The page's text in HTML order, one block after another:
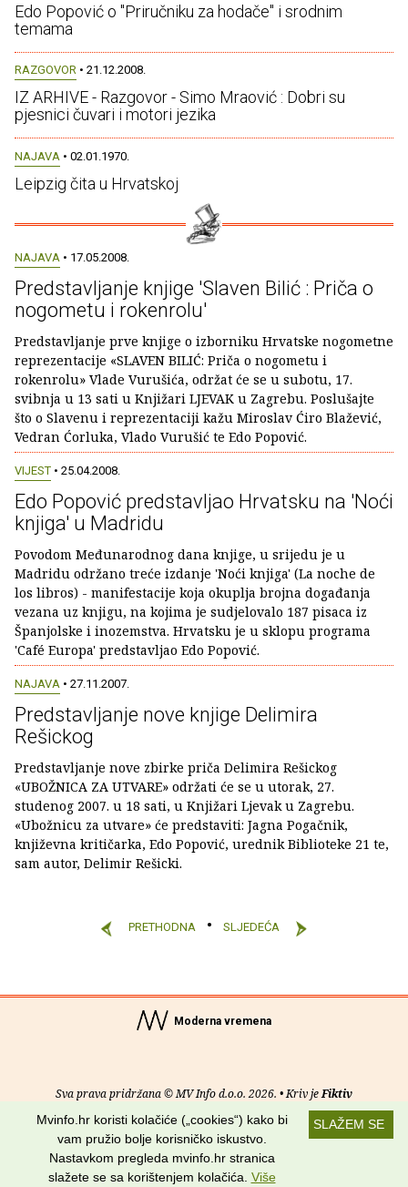
Edo Popović o "Priručniku za hodače" i srodnim
temama
RAZGOVOR • 21.12.2008.
IZ ARHIVE - Razgovor - Simo Mraović : Dobri su
pjesnici čuvari i motori jezika
NAJAVA • 02.01.1970.
Leipzig čita u Hrvatskoj
NAJAVA • 17.05.2008.
Predstavljanje knjige 'Slaven Bilić : Priča o
nogometu i rokenrolu'
Predstavljanje prve knjige o izborniku Hrvatske nogometne
reprezentacije «SLAVEN BILIĆ: Priča o nogometu i
rokenrolu» Vlade Vurušića, održat će se u subotu, 17.
svibnja u 13 sati u Knjižari LJEVAK u Zagrebu. Poslušajte
što o Slavenu i reprezentaciji kažu Miroslav Ćiro Blažević,
Vedran Ćorluka, Vlado Vurušić te Edo Popović.
VIJEST • 25.04.2008.
Edo Popović predstavljao Hrvatsku na 'Noći
knjiga' u Madridu
Povodom Međunarodnog dana knjige, u srijedu je u
Madridu održano treće izdanje 'Noći knjiga' (La noche de
los libros) - manifestacije koja okuplja brojna događanja
vezana uz knjigu, na kojima je sudjelovalo 187 pisaca iz
Španjolske i inozemstva. Hrvatsku je u sklopu programa
'Café Europa' predstavljao Edo Popović.
NAJAVA • 27.11.2007.
Predstavljanje nove knjige Delimira
Rešickog
Predstavljanje nove zbirke priča Delimira Rešickog
«UBOŽNICA ZA UTVARE» održati će se u utorak, 27.
studenog 2007. u 18 sati, u Knjižari Ljevak u Zagrebu.
«Ubožnicu za utvare» će predstaviti: Jagna Pogačnik,
književna kritičarka, Edo Popović, urednik Biblioteke 21 te,
sam autor, Delimir Rešicki.
PRETHODNA SLJEDEĆA
Moderna vremena
Sva prava pridržana © MV Info d.o.o. 2026. • Kriv jeFiktiv
Uvjeti korištenja RSS kanali
Potraži nas na:
SLAŽEM SE
Mvinfo.hr koristi kolačiće („cookies“) kako bi
vam pružio bolje korisničko iskustvo.
Nastavkom pregleda mvinfo.hr stranica
slažete se sa korištenjem kolačića. Više